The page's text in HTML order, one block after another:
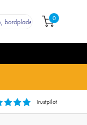
0
Trustpilot